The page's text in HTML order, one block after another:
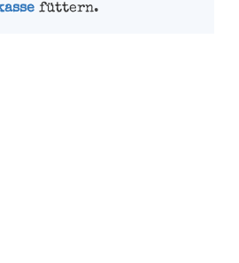
füttern.